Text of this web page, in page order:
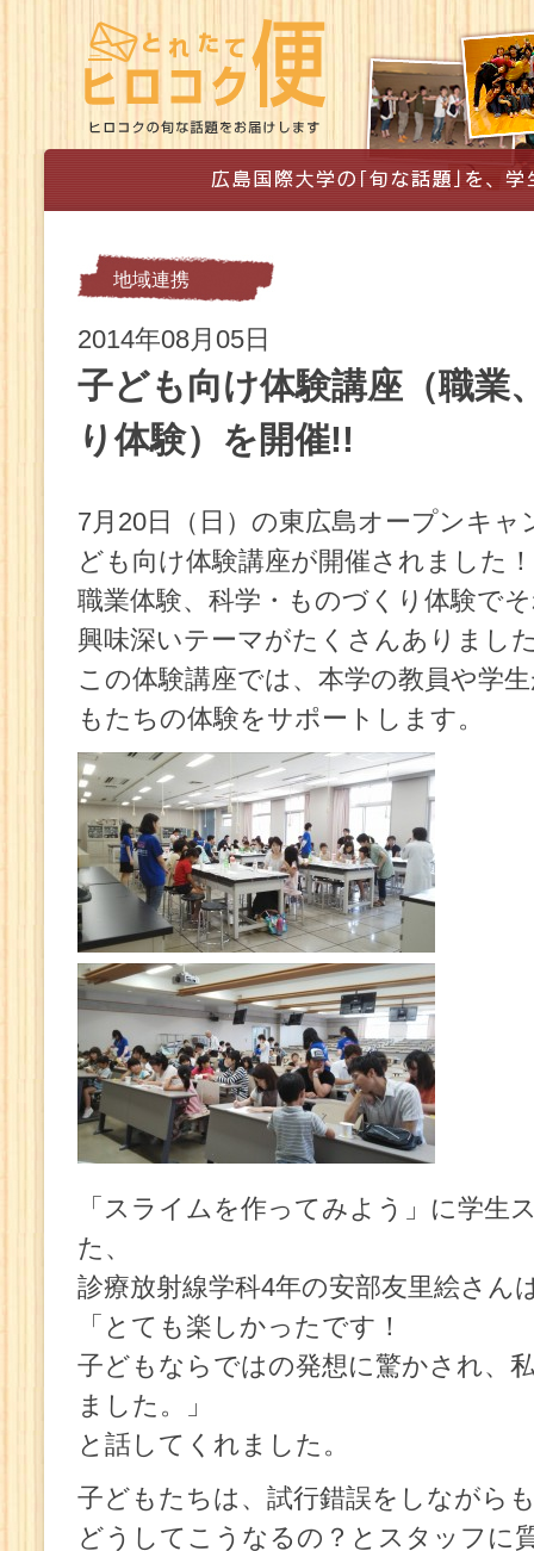
地域連携
2014年08月05日
子ども向け体験講座（職業
り体験）を開催!!
7月20日（日）の東広島オープンキ
ども向け体験講座が開催されました！
職業体験、科学・ものづくり体験で
興味深いテーマがたくさんありまし
この体験講座では、本学の教員や学
もたちの体験をサポートします。
「スライムを作ってみよう」に学生
た、
診療放射線学科4年の安部友里絵さん
「とても楽しかったです！
子どもならではの発想に驚かされ、
ました。」
と話してくれました。
子どもたちは、試行錯誤をしながら
どうしてこうなるの？とスタッフに